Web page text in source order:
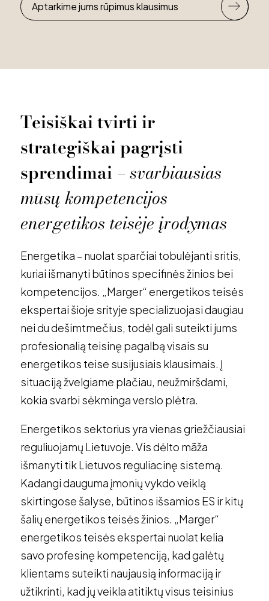
Aptarkime jums rūpimus klausimus
Teisiškaitvirti ir
strategiškai pagrįsti
sprendimai –svarbiausias
mūsųkompetencijos
energetikos teisėje įrodymas
Energetika – nuolat sparčiai tobulėjanti sritis,
kuriai išmanyti būtinos specifinės žinios bei
kompetencijos. „Marger“ energetikos teisės
ekspertai šioje srityje specializuojasi daugiau
nei du dešimtmečius, todėl gali suteikti jums
profesionalią teisinę pagalbą visais su
energetikos teise susijusiais klausimais. Į
situaciją žvelgiame plačiau, neužmiršdami,
kokia svarbi sėkminga verslo plėtra.
Energetikos sektorius yra vienas griežčiausiai
reguliuojamų Lietuvoje. Vis dėlto mãža
išmanyti tik Lietuvos reguliacinę sistemą.
Kadangi dauguma įmonių vykdo veiklą
skirtingose šalyse, būtinos išsamios ES ir kitų
šalių energetikos teisės žinios. „Marger“
energetikos teisės ekspertai nuolat kelia
savo profesinę kompetenciją, kad galėtų
klientams suteikti naujausią informaciją ir
užtikrinti, kad jų veikla atitiktų visus teisinius